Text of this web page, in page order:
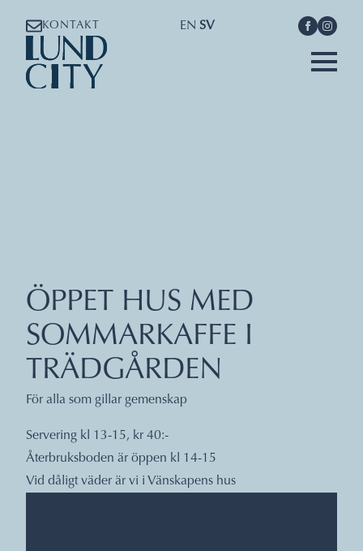
KONTAKT EN SV
ÖPPET HUS MED
SOMMARKAFFE I
TRÄDGÅRDEN
För alla som gillar gemenskap
Servering kl 13-15, kr 40:-
Återbruksboden är öppen kl 14-15
Vid dåligt väder är vi i Vänskapens hus